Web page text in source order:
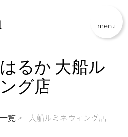
menu
るか 大船ル
グ店
覧 大船ルミネウィング店